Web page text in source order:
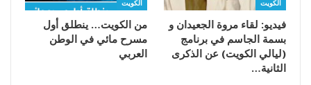
الكويت
فيديو: لقاء مروة الجعيدان و
بسمة الجاسم في برنامج
(ليالي الكويت) عن الذكرى
الثانية…
الكويت
من الكويت… ينطلق أول
مسرح مائي في الوطن
العربي